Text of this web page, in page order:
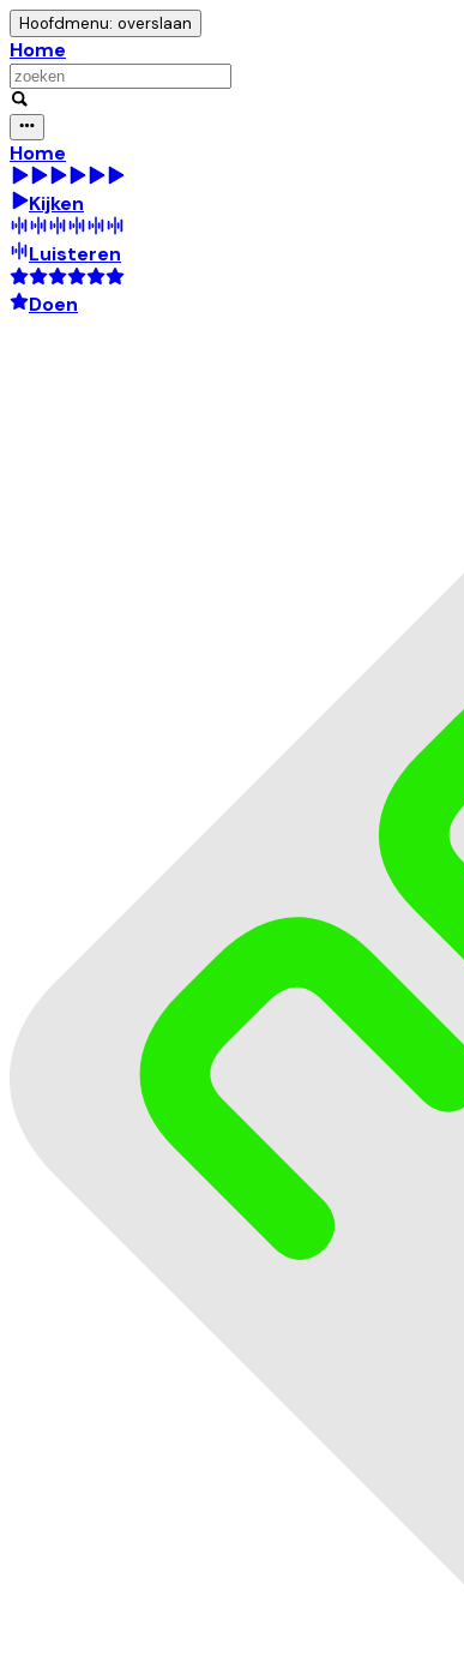
Hoofdmenu: overslaan
Home
Home
Kijken
Luisteren
Doen